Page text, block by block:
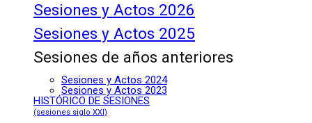
Sesiones y Actos 2026
Sesiones y Actos 2025
Sesiones de años anteriores
Sesiones y Actos 2024
Sesiones y Actos 2023
HISTÓRICO DE SESIONES
(sesiones siglo XXI)